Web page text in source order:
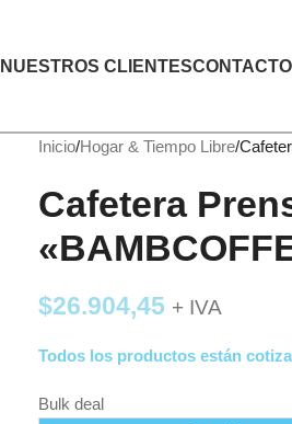
NUESTROS CLIENTESCONTACTO
Inicio Hogar & Tiempo Libre
Cafetera
$26.904,45 + IVA
Todos los productos están
Bulk deal